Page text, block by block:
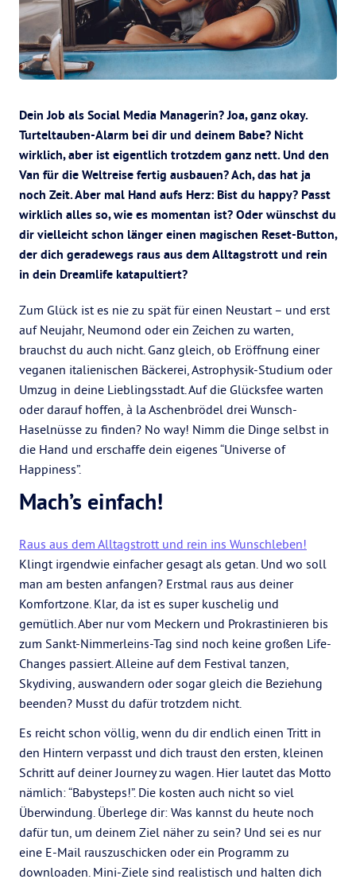
Dein Job als Social Media Managerin? Joa, ganz okay.
Turteltauben-Alarm bei dir und deinem Babe? Nicht
wirklich, aber ist eigentlich trotzdem ganz nett. Und den
Van für die Weltreise fertig ausbauen? Ach, das hat ja
noch Zeit. Aber mal Hand aufs Herz: Bist du happy? Passt
wirklich alles so, wie es momentan ist? Oder wünschst du
dir vielleicht schon länger einen magischen Reset-Button,
der dich geradewegs raus aus dem Alltagstrott und rein
in dein Dreamlife katapultiert?
Zum Glück ist es nie zu spät für einen Neustart– und erst
auf Neujahr, Neumond oder ein Zeichen zu warten,
brauchst du auch nicht. Ganz gleich, ob Eröffnung einer
veganen italienischen Bäckerei,Astrophysik-Studium oder
Umzug in deine Lieblingsstadt. Auf die Glücksfee warten
oder darauf hoffen, à la Aschenbrödel drei Wunsch-
Haselnüsse zu finden? No way! Nimm die Dinge selbst in
die Hand und erschaffe dein eigenes “Universe of
Happiness”.
Mach’s einfach!
Raus aus dem Alltagstrott und rein ins Wunschleben!
Klingt irgendwie einfacher gesagt als getan. Und wo soll
man am besten anfangen? Erstmal raus aus deiner
Komfortzone. Klar, da ist es super kuschelig und
gemütlich. Aber nur vom Meckern und Prokrastinieren bis
zum Sankt-Nimmerleins-Tag sind noch keine großen Life-
Changes passiert. Alleine auf dem Festival tanzen,
Skydiving, auswandern oder sogar gleich die Beziehung
beenden? Musst du dafür trotzdem nicht.
Es reicht schon völlig, wenn du dir endlich einen Tritt in
den Hintern verpasst und dich traust den ersten, kleinen
Schritt auf deiner Journey zu wagen. Hier lautet das Motto
nämlich: “Babysteps!”. Die kosten auch nicht so viel
Überwindung. Überlege dir: Was kannst du heute noch
dafür tun, um deinem Ziel näher zu sein? Und sei es nur
eine E-Mail rauszuschicken oder ein Programm zu
downloaden. Mini-Ziele sind realistisch und halten dich